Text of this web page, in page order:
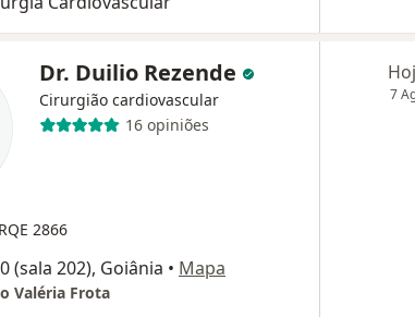
Dr. Duilio Rezende
Cirurgião cardiovascular
16 opiniões
2866
(sala 202), Goiânia • Mapa
Valéria Frota
7